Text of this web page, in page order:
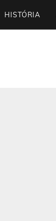
HISTÓRIA